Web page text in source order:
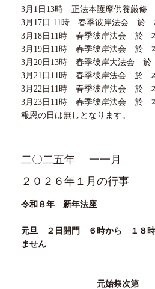
3月1日13時 正法本護摩供養厳
3月17日 11時 春季彼岸法会 於
3月18日11時 春季彼岸法会 於
3月19日11時 春季彼岸法会 於
3月20日13時 春季彼岸大法会
3月21日11時 春季彼岸法会 於
3月22日11時 春季彼岸法会 於
3月23日11時 春季彼岸法会 於
報恩の日は無しとなります。
二〇二五年
一一月
２０２６年１月の行事
令和８年 新年法座
元旦 ２ 日開門 ６時から １８
ません
元始祭次第